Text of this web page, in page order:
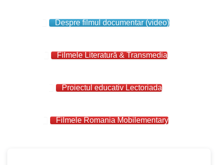
Despre filmul documentar (video)
Filmele Literatură & Transmedia
Proiectul educativ Lectoriada
Filmele Romania Mobilementary